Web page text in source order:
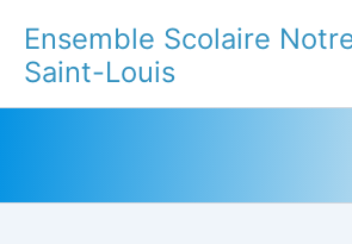
Ensemble Scolaire
Saint-Louis